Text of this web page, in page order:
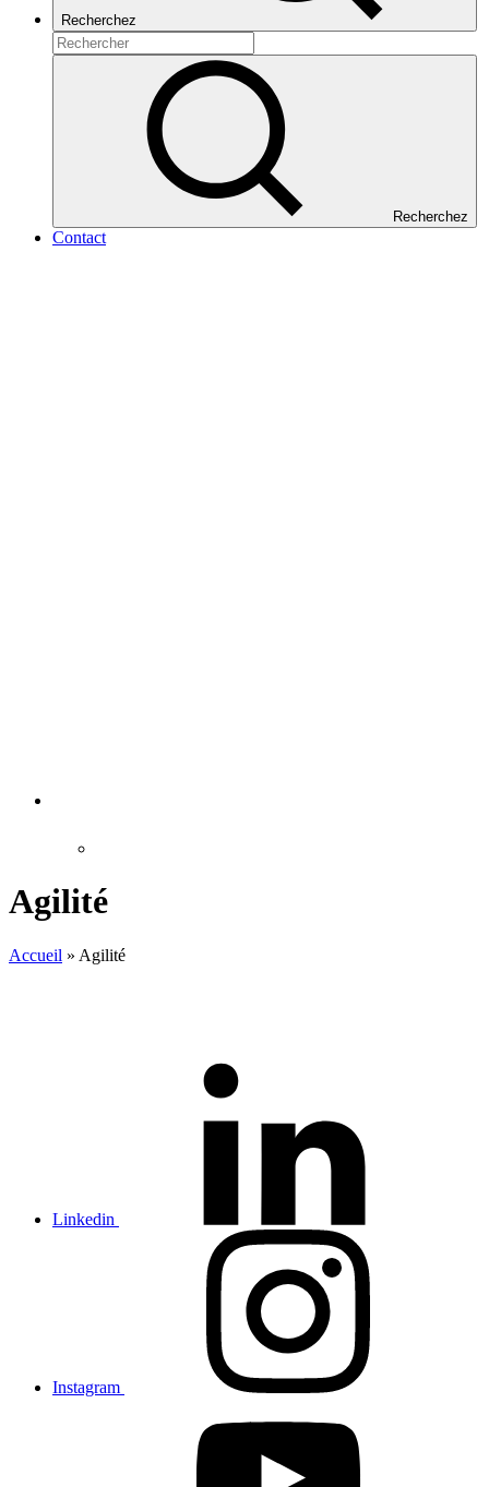
Recherchez
Recherchez
Contact
Agilité
Accueil » Agilité
Linkedin
Instagram